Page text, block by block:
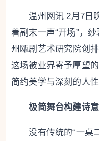
温州网讯 2月7日晚
着副末一声“开场”，
州瓯剧艺术研究院创
这场被业界寄予厚望
简约美学与深刻的人
极简舞台构建诗
没有传统的“一桌二